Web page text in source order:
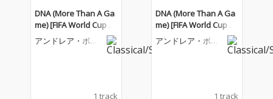
DNA (More Than A Ga
me) [FIFA World Cup 20
26™]
アンドレア・ボチ
1 track
DNA (More Than A Ga
me) [FIFA World Cup 20
26™]
アンドレア・ボチ
1 track